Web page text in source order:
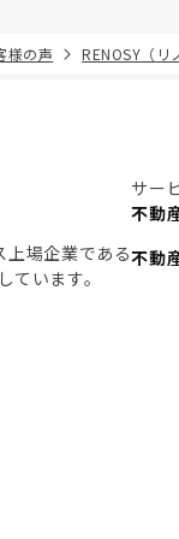
様の声 RENOSY（リ
上場企業である
います。
サー
不動
不動